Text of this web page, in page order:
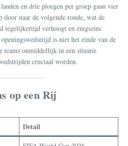
en drie ploegen per groep gaan vier
door naar de volgende ronde, wat de
tegelijkertijd verhoogt en enigszins
is niet het einde van de
teams onmiddellijk in een situatie
cruciaal worden.
op een Rij
Detail